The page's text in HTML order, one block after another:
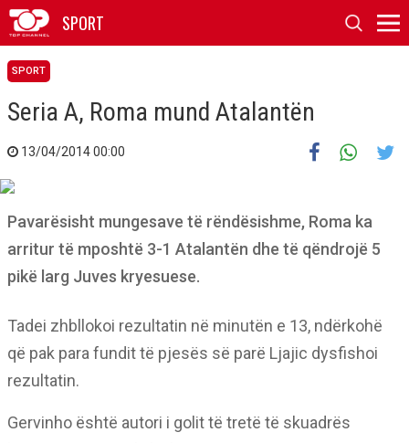
SPORT
SPORT
Seria A, Roma mund Atalantën
13/04/2014 00:00
Pavarësisht mungesave të rëndësishme, Roma ka
arritur të mposhtë 3-1 Atalantën dhe të qëndrojë 5
pikë larg Juves kryesuese.
Tadei zhbllokoi rezultatin në minutën e 13, ndërkohë
që pak para fundit të pjesës së parë Ljajic dysfishoi
rezultatin.
Gervinho është autori i golit të tretë të skuadrës